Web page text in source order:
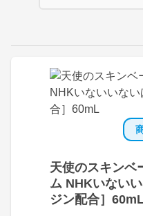
天使のスキンベ
ム NHKいない
ジン配合］